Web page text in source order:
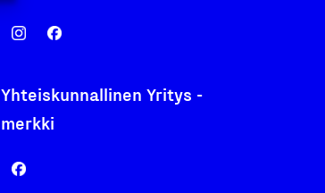
Yhteiskunnallinen Yritys -
merkki